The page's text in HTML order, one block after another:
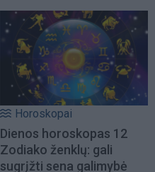
Horoskopai
Dienos horoskopas 12
Zodiako ženklų: gali
sugrįžti sena galimybė